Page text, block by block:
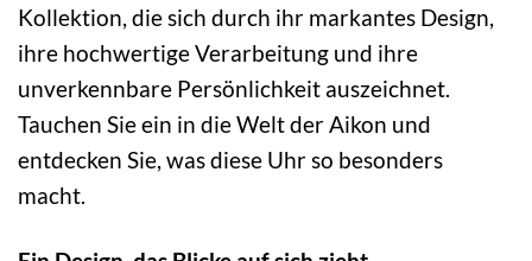
Kollektion, die sich durch ihr markantes Design,
ihre hochwertige Verarbeitung und ihre
unverkennbare Persönlichkeit auszeichnet.
Tauchen Sie ein in die Welt der Aikon und
entdecken Sie, was diese Uhr so besonders
macht.